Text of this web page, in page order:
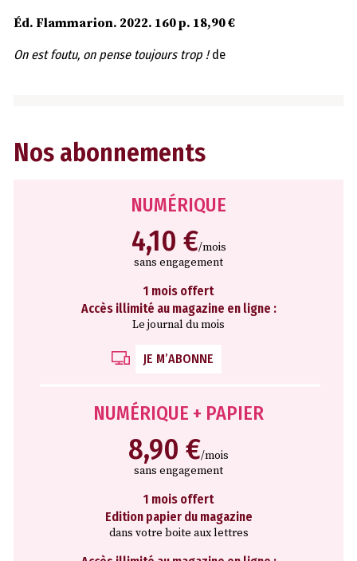
Éd. Flammarion. 2022. 160 p. 18,90 €
On est foutu, on pense toujours trop !de
Nos abonnements
NUMÉRIQUE
4,10 €/mois
sans engagement
1 mois offert
Accès illimité au magazine en ligne :
Le journal du mois
JE M’ABONNE
NUMÉRIQUE + PAPIER
8,90 €/mois
sans engagement
1 mois offert
Edition papier du magazine
dans votre boite aux lettres